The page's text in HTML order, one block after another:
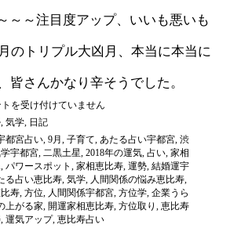
～～注目度アップ、いいも悪いも
のトリプル大凶月、本当に本当に
皆さんかなり辛そうでした。
を受け付けていません
, 気学, 日記
都宮占い, 9月 , 子育て, あたる占い宇都宮, 渋
宇都宮, 二黒土星, 2018年の運気, 占い, 家相
, パワースポット , 家相恵比寿, 運勢, 結婚運宇
る占い恵比寿, 気学, 人間関係の悩み恵比寿,
寿, 方位, 人間関係宇都宮, 方位学, 企業うら
上がる家, 開運家相恵比寿, 方位取り , 恵比寿
, 運気アップ, 恵比寿占い